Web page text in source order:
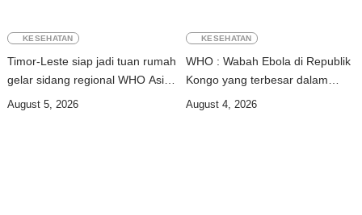
KESEHATAN
Timor-Leste siap jadi tuan rumah
gelar sidang regional WHO Asia
August 5, 2026
KESEHATAN
WHO : Wabah Ebola di Republik
Kongo yang terbesar dalam
sejarah
August 4, 2026